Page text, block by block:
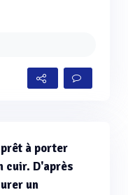
à porter
cuir. D'après
un